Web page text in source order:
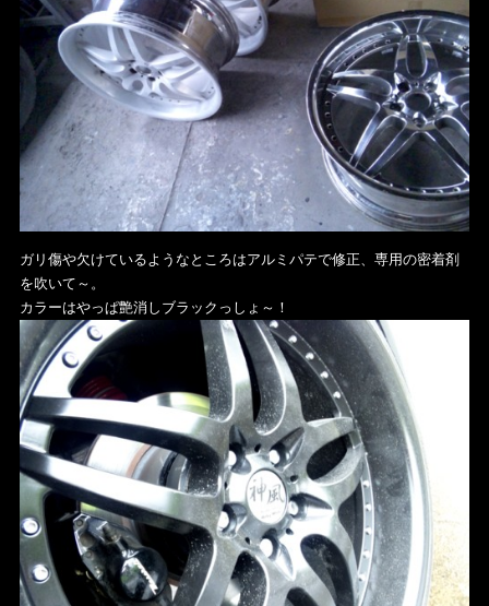
ガリ傷や欠けているようなところはアルミパテで修正、専用の密着剤
を吹いて～。
カラーはやっぱ艶消しブラックっしょ～！